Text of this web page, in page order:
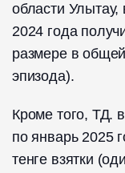
области Улытау,
2024 года
размере в
эпизода).
Кроме того, ТД.
по январь 2025
тенге взятки